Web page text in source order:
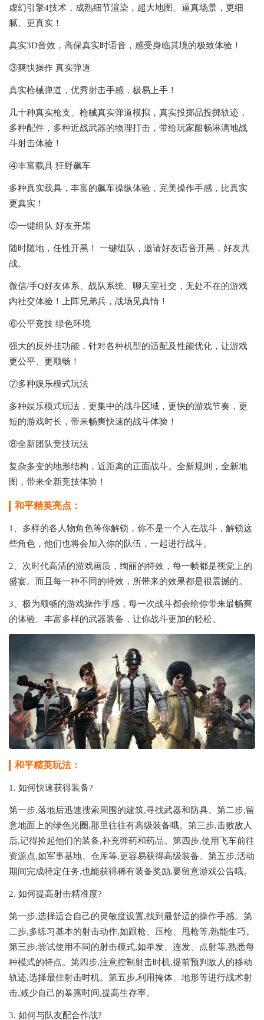
虚幻引擎4技术，成熟细节渲染，超大地图、逼真场景，更细
腻、更真实！
真实3D音效，高保真实时语音，感受身临其境的极致体验！
③爽快操作 真实弹道
真实枪械弹道，优秀射击手感，极易上手！
几十种真实枪支、枪械真实弹道模拟，真实投掷品投掷轨迹，
多种配件，多种近战武器的物理打击，带给玩家酣畅淋漓地战
斗射击体验！
④丰富载具 狂野飙车
多种真实载具，丰富的飙车操纵体验，完美操作手感，比真实
更真实！
⑤一键组队 好友开黑
随时随地，任性开黑！ 一键组队，邀请好友语音开黑，好友共
战。
微信/手Q好友体系、战队系统、聊天室社交，无处不在的游戏
内社交体验！上阵兄弟兵，战场见真情！
⑥公平竞技 绿色环境
强大的反外挂功能，针对各种机型的适配及性能优化，让游戏
更公平、更顺畅！
⑦多种娱乐模式玩法
多种娱乐模式玩法，更集中的战斗区域，更快的游戏节奏，更
短的游戏时长，带来畅爽快速的战斗体验！
⑧全新团队竞技玩法
复杂多变的地形结构，近距离的正面战斗。全新规则，全新地
图，带来全新竞技体验！
和平精英亮点：
1、多样的各人物角色等你解锁，你不是一个人在战斗，解锁这
些角色，他们也将会加入你的队伍，一起进行战斗。
2、次时代高清的游戏画质，绚丽的特效，每一帧都是视觉上的
盛宴。而且每一种不同的特效，所带来的效果都是很震撼的。
3、极为顺畅的游戏操作手感，每一次战斗都会给你带来最畅爽
的体验。丰富多样的武器装备，让你战斗更加的轻松。
和平精英玩法：
1. 如何快速获得装备?
第一步,落地后迅速搜索周围的建筑,寻找武器和防具。第二步,留
意地面上的绿色光圈,那里往往有高级装备哦。第三步,击败敌人
后,记得捡起他们的装备,补充弹药和药品。第四步,使用飞车前往
资源点,如军事基地、仓库等,更容易获得高级装备。第五步,活动
期间完成特定任务,也能获得稀有装备奖励,要留意游戏公告哦。
2. 如何提高射击精准度?
第一步,选择适合自己的灵敏度设置,找到最舒适的操作手感。第
二步,多练习基本的射击动作,如跟枪、压枪、甩枪等,熟能生巧。
第三步,尝试使用不同的射击模式,如单发、连发、点射等,熟悉每
种模式的特点。第四步,注意控制射击时机,提前预判敌人的移动
轨迹,选择最佳射击时机。第五步,利用掩体、地形等进行战术射
击,减少自己的暴露时间,提高生存率。
3. 如何与队友配合作战?